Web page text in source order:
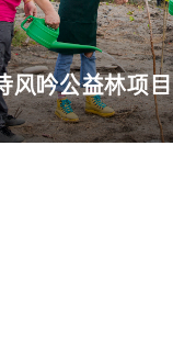
风吟公益林项目